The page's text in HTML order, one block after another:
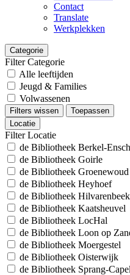
Contact
Translate
Werkplekken
Categorie
Filter Categorie
Alle leeftijden
Jeugd & Families
Volwassenen
Filters wissen
Toepassen
Locatie
Filter Locatie
de Bibliotheek Berkel-
de Bibliotheek Goirle
de Bibliotheek Groenewoud
de Bibliotheek Heyhoef
de Bibliotheek Hilvarenbeek
de Bibliotheek Kaatsheuvel
de Bibliotheek LocHal
de Bibliotheek Loon op
de Bibliotheek Moergestel
de Bibliotheek Oisterwijk
de Bibliotheek Sprang-